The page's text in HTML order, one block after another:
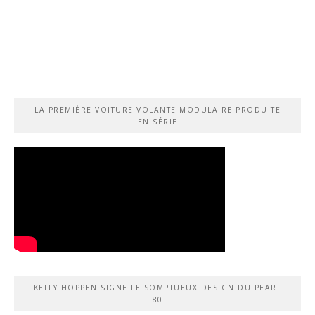
LA PREMIÈRE VOITURE VOLANTE MODULAIRE PRODUITE
EN SÉRIE
KELLY HOPPEN SIGNE LE SOMPTUEUX DESIGN DU PEARL
80